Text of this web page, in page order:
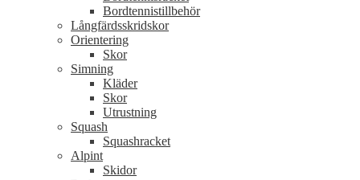
Bordtennistillbehör
Långfärdsskridskor
Orientering
Skor
Simning
Kläder
Skor
Utrustning
Squash
Squashracket
Alpint
Skidor